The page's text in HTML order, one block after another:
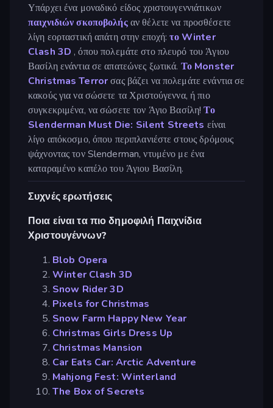
Υπάρχει ένα μοναδικό είδος χριστουγεννιάτικων
παιχνιδιών σκοποβολήςαν θέλετε να προσθέσετε
λίγη εορταστική απάτη στην εποχή:το Winter
Clash 3D , όπου πολεμάτε στο πλευρό του Άγιου
Βασίλη ενάντια σε απατεώνες ξωτικά. Το Monster
Christmas Terrorσας βάζει να πολεμάτε ενάντια σε
κακούς για να σώσετε τα Χριστούγεννα, ή πιο
συγκεκριμένα, να σώσετε τον Άγιο Βασίλη!Το
Slenderman Must Die: Silent Streets είναι
λίγο απόκοσμο, όπου περιπλανιέστε στους δρόμους
ψάχνοντας τον Slenderman, ντυμένο με ένα
καταραμένο καπέλο του Άγιου Βασίλη.
Συχνές ερωτήσεις
Ποια είναι τα πιο δημοφιλή Παιχνίδια
Χριστουγέννων?
Blob Opera
Winter Clash 3D
Snow Rider 3D
Pixels for Christmas
Snow Farm Happy New Year
Christmas Girls Dress Up
Christmas Mansion
Car Eats Car: Arctic Adventure
Mahjong Fest: Winterland
The Box of Secrets